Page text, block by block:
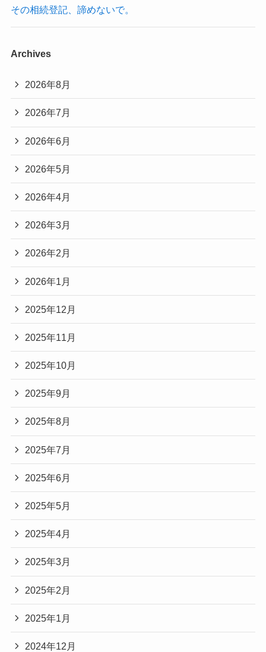
その相続登記、諦めないで。
Archives
2026年8月
2026年7月
2026年6月
2026年5月
2026年4月
2026年3月
2026年2月
2026年1月
2025年12月
2025年11月
2025年10月
2025年9月
2025年8月
2025年7月
2025年6月
2025年5月
2025年4月
2025年3月
2025年2月
2025年1月
2024年12月